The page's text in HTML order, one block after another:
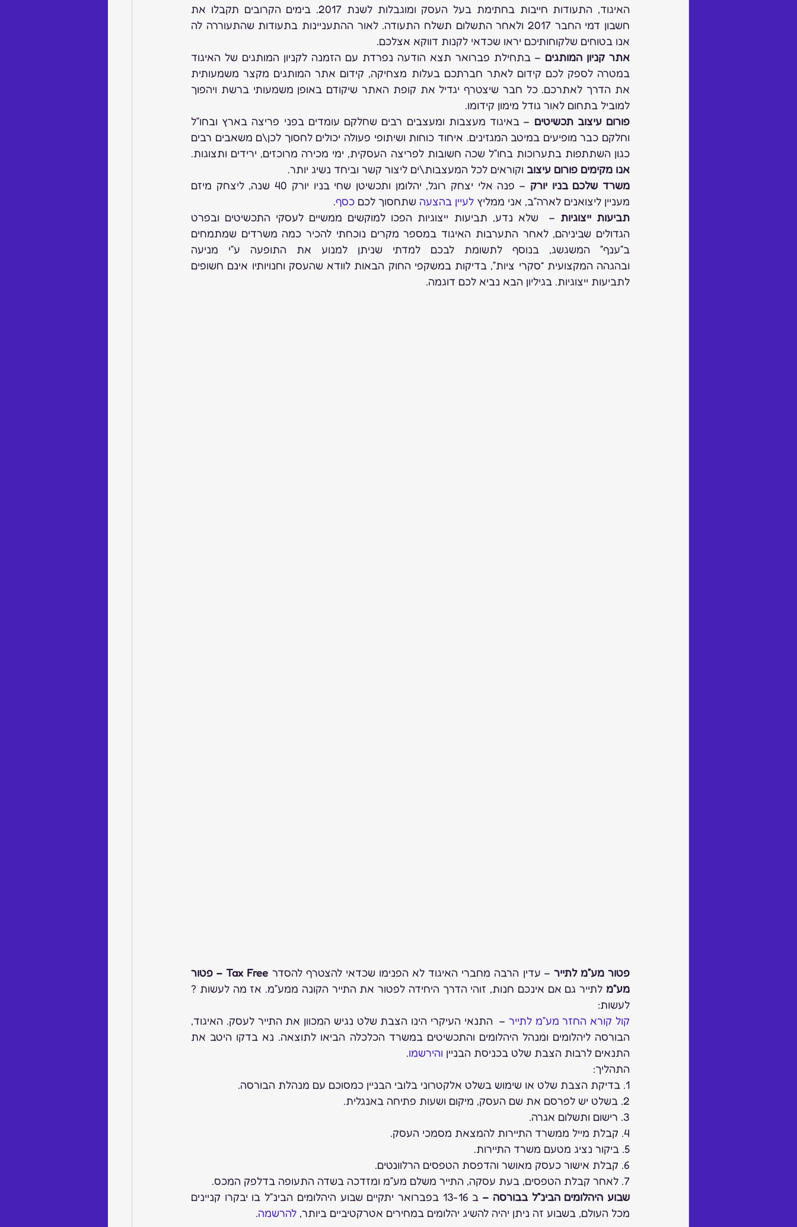
אנו בטוחים שלקוחותיכם יראו שכדאי לקנות דווקא אצלכם.
אתר קניון המותגים
למוביל בתחום לאור גודל מימון קידומו.
פורום עיצוב תכשיטים
כגון השתתפות בתערוכות בחו”ל שכה חשובות לפריצה העסקית, ימי מכירה מרוכזים, ירידים ותצוגות.
אנו מקימים פורום עיצוב וקוראים לכל המעצבות\ים ליצור קשר וביחד נשיג יותר.
משרד שלכם בניו יורק
מעניין ליצואנים לארה”ב, אני ממליץ לעיין בהצעה שתחסוך לכם כסף.
תביעות ייצוגיות
לתביעות ייצוגיות. בגיליון הבא נביא לכם דוגמה.
פטור מע”מ לתייר – עדין הרבה מחברי האיגוד לא הפנימו שכדאי להצטרף להסדר
מע”מ
לעשות:
קול קורא החזר מע”מ לתייר
התנאים לרבות הצבת שלט בכניסת הבניין והירשמו.
התהליך:
1. בדיקת הצבת שלט או שימוש בשלט אלקטרוני בלובי הבניין כמסוכם עם מנהלת הבורסה.
2. בשלט יש לפרסם את שם העסק, מיקום ושעות פתיחה באנגלית.
3. רישום ותשלום אגרה.
4. קבלת מייל ממשרד התיירות להמצאת מסמכי העסק.
5. ביקור נציג מטעם משרד התיירות.
6. קבלת אישור כעסק מאושר והדפסת הטפסים הרלוונטים.
7. לאחר קבלת הטפסים, בעת עסקה, התייר משלם מע”מ ומזדכה בשדה התעופה בדלפק המכס.
שבוע היהלומים הבינ”ל בבורסה –
מכל העולם, בשבוע זה ניתן יהיה להשיג יהלומים במחירים אטרקטיביים ביותר, להרשמה.